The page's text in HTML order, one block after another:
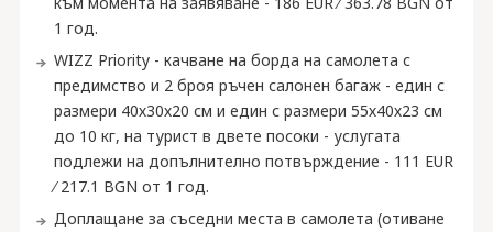
1 год.
WIZZ Priority - качване на борда на самолета с
предимство и 2 броя ръчен салонен багаж - един с
размери 40х30х20 см и един с размери 55х40х23 см
до 10 кг, на турист в двете посоки - услугата
подлежи на допълнително потвърждение - 111 EUR
∕ 217.1 BGN от 1 год.
Доплащане за съседни места в самолета (отиване